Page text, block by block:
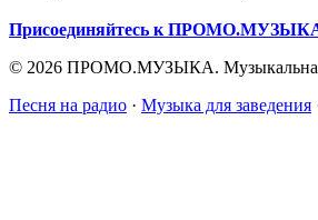
Присоединяйтесь к
© 2026 ПРОМО.МУЗЫКА. Музыкальная
Песня на радио · Музыка для заведения